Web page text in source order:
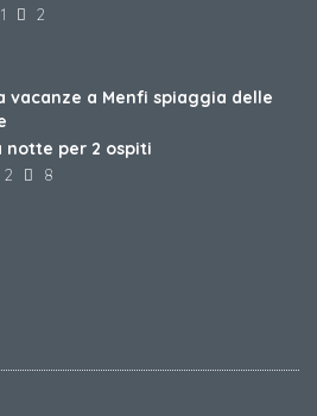
1 2
vacanze a Menfi spiaggia delle
notte per 2 ospiti
2 8